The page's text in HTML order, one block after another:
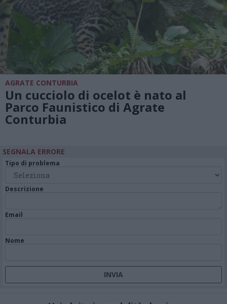
AGRATE CONTURBIA
Un cucciolo di ocelot è nato al
Parco Faunistico di Agrate
Conturbia
SEGNALA ERRORE
Tipo di problema
Descrizione
Email
Nome